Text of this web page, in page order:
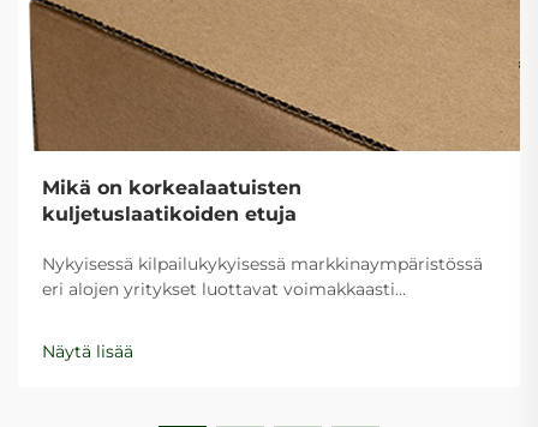
Mikä on korkealaatuisten
kuljetuslaatikoiden etuja
Nykyisessä kilpailukykyisessä markkinaympäristössä
eri alojen yritykset luottavat voimakkaasti
tuotteitaan kuljetuksen aikana samalla kun
säilytetään kustannustehokkuus. Kuljetuslaatikot
Näytä lisää